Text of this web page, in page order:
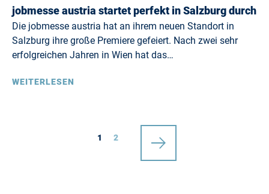
jobmesse austria startet perfekt in Salzburg durch
Die jobmesse austria hat an ihrem neuen Standort in
Salzburg ihre große Premiere gefeiert. Nach zwei sehr
erfolgreichen Jahren in Wien hat das…
WEITERLESEN
1 2